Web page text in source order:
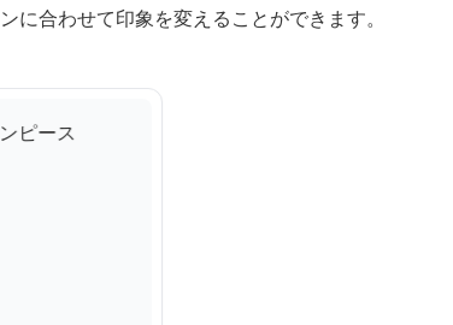
に合わせて印象を変えることができます。